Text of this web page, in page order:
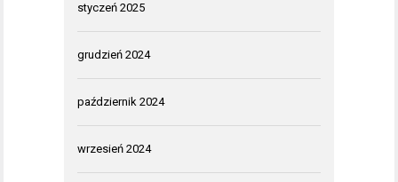
styczeń 2025
grudzień 2024
październik 2024
wrzesień 2024